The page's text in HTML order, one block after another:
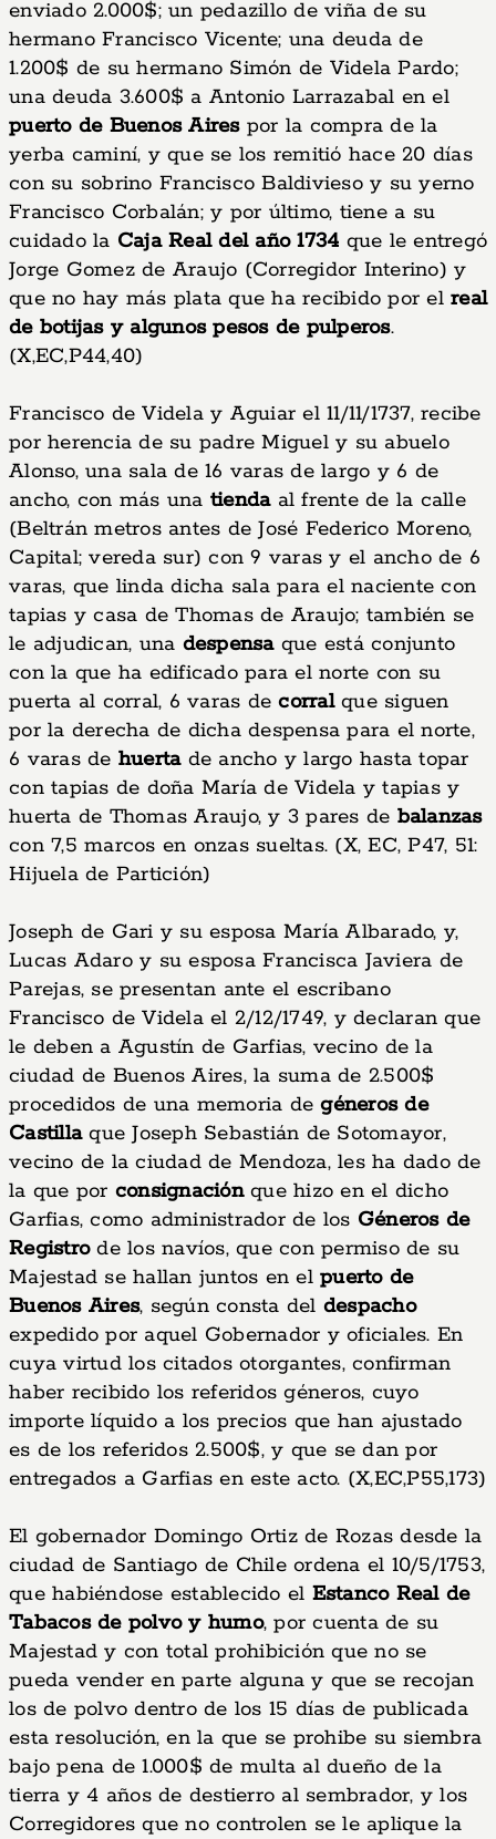
enviado 2.000$; un pedazillo de viña de su
hermano Francisco Vicente; una deuda de
1.200$ de su hermano Simón de Videla Pardo;
una deuda 3.600$ a Antonio Larrazabal en el
puerto de Buenos Airespor la compra de la
yerba caminí, y que se los remitió hace 20 días
con su sobrino Francisco Baldivieso y su yerno
Francisco Corbalán; y por último, tiene a su
cuidado la Caja Real del año 1734 que le entregó
Jorge Gomez de Araujo (Corregidor Interino) y
que no hay más plata que ha recibido por el real
de botijas y algunos pesos de pulperos.
(X,EC,P44,40)
Francisco de Videla y Aguiar el 11/11/1737, recibe
por herencia de su padre Miguel y su abuelo
Alonso, una sala de 16 varas de largo y 6 de
ancho, con más una tiendaal frente de la calle
(Beltrán metros antes de José Federico Moreno,
Capital; vereda sur) con 9 varas y el ancho de 6
varas, que linda dicha sala para el naciente con
tapias y casa de Thomas de Araujo; también se
le adjudican, una despensaque está conjunto
con la que ha edificado para el norte con su
puerta al corral, 6 varas decorralque siguen
por la derecha de dicha despensa para el norte,
6 varas de huertade ancho y largo hasta topar
con tapias de doña María de Videla y tapias y
huerta de Thomas Araujo, y 3 pares de balanzas
con 7,5 marcos en onzas sueltas. (X, EC, P47, 51:
Hijuela de Partición)
Joseph de Gari y su esposa María Albarado, y,
Lucas Adaro y su esposa Francisca Javiera de
Parejas, se presentan ante el escribano
Francisco de Videla el 2/12/1749, y declaran que
le deben a Agustín de Garfias, vecino de la
ciudad de Buenos Aires, la suma de 2.500$
procedidos de una memoria degéneros de
Castillaque Joseph Sebastián de Sotomayor,
vecino de la ciudad de Mendoza, les ha dado de
la que por consignaciónque hizo en el dicho
Garfias, como administrador de los Géneros de
Registrode los navíos, que con permiso de su
Majestad se hallan juntos en el puerto de
Buenos Aires, según consta del despacho
expedido por aquel Gobernador y oficiales. En
cuya virtud los citados otorgantes, confirman
haber recibido los referidos géneros, cuyo
importe líquido a los precios que han ajustado
es de los referidos 2.500$, y que se dan por
entregados a Garfias en este acto. (X,EC,P55,173)
El gobernador Domingo Ortiz de Rozas desde la
ciudad de Santiago de Chile ordena el 10/5/1753,
que habiéndose establecido el Estanco Real de
Tabacos de polvo y humo, por cuenta de su
Majestad y con total prohibición que no se
pueda vender en parte alguna y que se recojan
los de polvo dentro de los 15 días de publicada
esta resolución, en la que se prohibe su siembra
bajo pena de 1.000$ de multa al dueño de la
tierra y 4 años de destierro al sembrador, y los
Corregidores que no controlen se le aplique la